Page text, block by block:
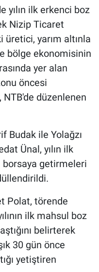
yılın ilk erkenci boz
Nizip Ticaret
üretici, yarım altınla
bölge ekonomisinin
yer alan
öncesi
NTB'de düzenlenen
Budak ile Yolağzı
Ünal, yılın ilk
borsaya getirmeleri
Polat, törende
ilk mahsul boz
belirterek
30 gün önce
yetiştiren